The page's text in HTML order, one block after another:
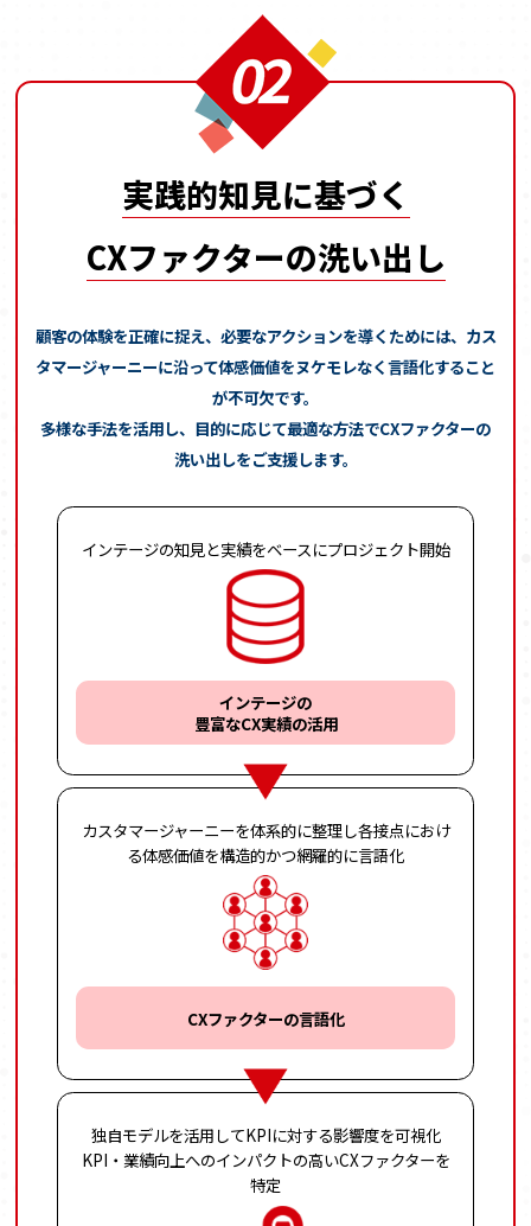
実践的知見に基づく
CXファクターの洗い出し
顧客の体験を正確に捉え、必要なアクションを導くためには、 カス
タマージャーニーに沿って体感価値をヌケモレなく言語化すること
が不可欠です。
多様な手法を活用し、目的に応じて最適な方法でCXファクターの
洗い出しをご支援します。
インテージの知見と実績をベースにプロジェクト開始
インテージの
豊富なCX実績の活用
カスタマージャーニーを体系的に整理し各接点におけ
る体感価値を構造的かつ網羅的に言語化
CXファクターの言語化
独自モデルを活用してKPIに対する影響度を可視化
KPI・業績向上へのインパクトの高いCXファクターを
特定